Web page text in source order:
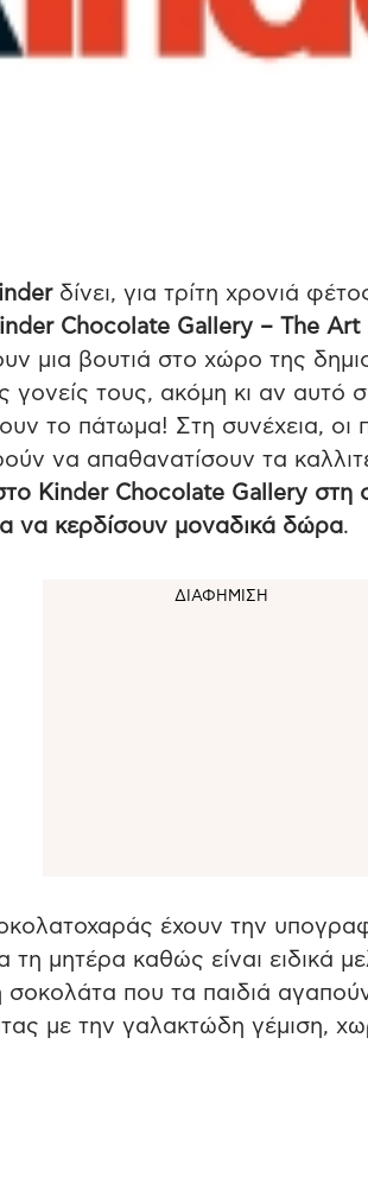
δίνει, για τρίτη χρονιά
Chocolate Gallery – The Art
μια βουτιά στο χώρο της
γονείς τους, ακόμη κι αν αυτό
το πάτωμα! Στη συνέχεια, οι
να απαθανατίσουν τα
Kinder Chocolate Gallery στη
να κερδίσουν μοναδικά δώρα.
έχουν την
τη μητέρα καθώς είναι ειδικά
σοκολάτα που τα παιδιά
με την γαλακτώδη γέμιση,